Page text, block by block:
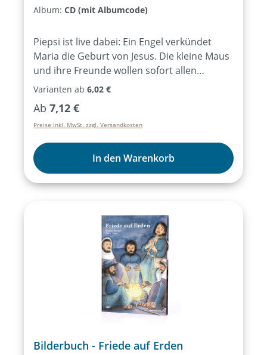
Album: CD (mit Albumcode)
Piepsi ist live dabei: Ein Engel verkündet
Maria die Geburt von Jesus. Die kleine Maus
und ihre Freunde wollen sofort allen
Menschen erzählen, dass der Retter der
Bettler mögen keine Mäuse, Herodes hat
keine Zeit und die Kinder verstehen das
Piepsen der Mäuse leider nicht… Ruedi
HofMini-Weihnachtsmusical mit 6 Liedern
und kurzen TheaterszenenAb ca. 4 Jahren,
10 - ca. 25 Rollen
Varianten ab 6,02 €
Regulärer Preis:
Ab 7,12 €
Preise inkl. MwSt. zzgl. Versandkosten
In den Warenkorb
Bilderbuch - Friede auf Erden